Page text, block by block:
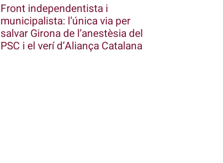
Front independentista i
municipalista: l’única via per
salvar Girona de l’anestèsia del
PSC i el verí d’Aliança Catalana